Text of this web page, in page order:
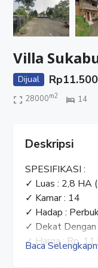
Villa
Dijual Rp
28000m2 14
Deskripsi
SPESIFIKASI :
✓ Luas : 2,8 HA
✓ Kamar : 14
✓ Hadap :
✓ Dekat Dengan
✓ Harga : Rp.
Baca